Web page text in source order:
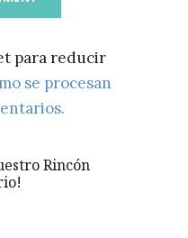
para reducir
se procesan
Rincón